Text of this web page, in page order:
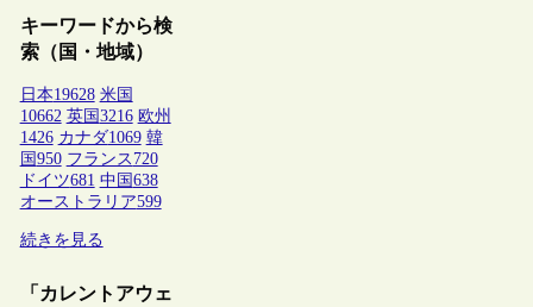
キーワードから検
索（国・地域）
日本19628 米国
10662 英国 3216 欧州
1426 カナダ1069 韓
国 950 フランス 720
ドイツ681 中国 638
オーストラリア599
続きを見る
「カレントアウェ